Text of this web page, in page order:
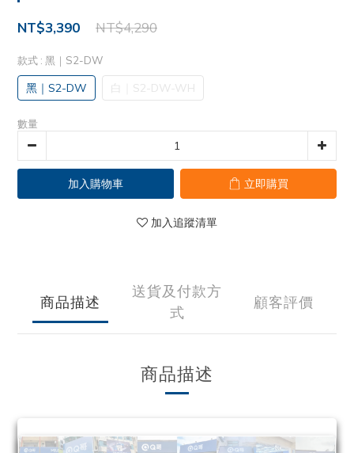
NT$4,290
NT$3,390
款式 : 黑｜S2-DW
黑｜S2-DW 白｜S2-DW-WH
數量
加入購物車 立即購買
加入追蹤清單
商品描述
送貨及付款方
式
顧客評價
商品描述